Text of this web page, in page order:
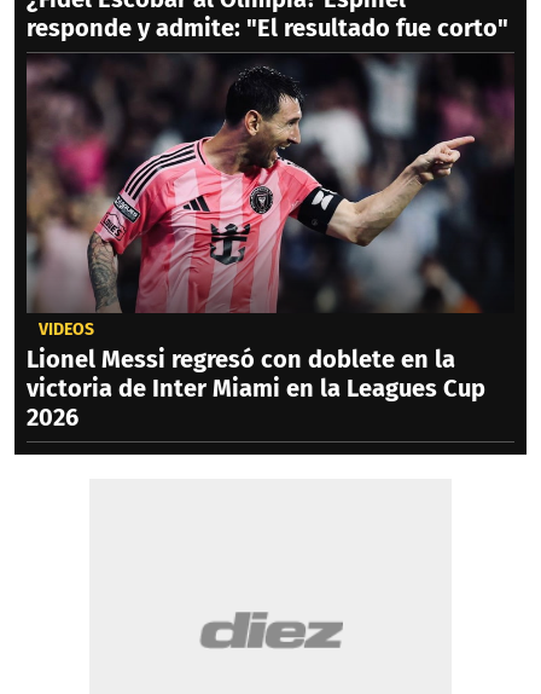
responde y admite: "El resultado fue corto"
VIDEOS
Lionel Messi regresó con doblete en la
victoria de Inter Miami en la Leagues Cup
2026